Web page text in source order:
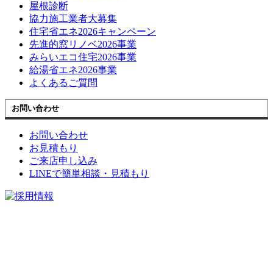
屋根診断
協力施工業者大募集
住宅省エネ2026キャンペーン
先進的窓リノベ2026事業
みらいエコ住宅2026事業
給湯省エネ2026事業
よくあるご質問
お問い合わせ
お問い合わせ
お見積もり
ご来店申し込み
LINEで簡単相談・見積もり